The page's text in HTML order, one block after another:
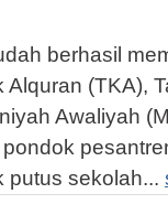
berhasil
(TKA),
Awaliyah
putus sekolah...